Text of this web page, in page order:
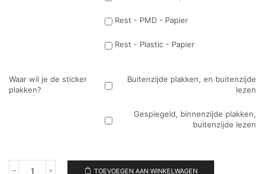
Rest - PMD - Papier
Rest - Plastic - Papier
Waar wil je de sticker
plakken?
Buitenzijde plakken, en buitenzijde
lezen
Gespiegeld, binnenzijde plakken,
buitenzijde lezen
TOEVOEGEN AAN WINKELWAGEN